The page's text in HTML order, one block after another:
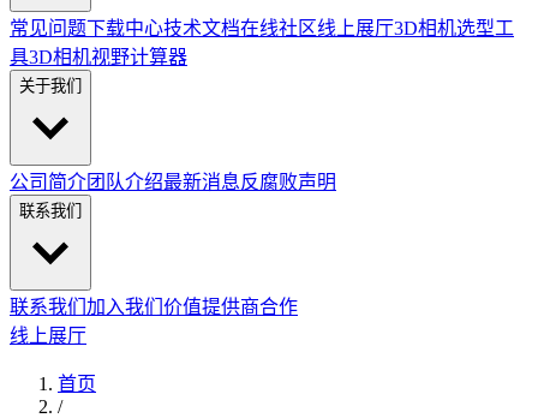
常见问题下载中心技术文档在线社区线上展厅3D相机选型工
具3D相机视野计算器
关于我们
公司简介团队介绍最新消息反腐败声明
联系我们
联系我们 加入我们 价值提供商合作
线上展厅
首页
/